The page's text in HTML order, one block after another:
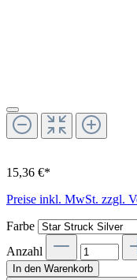
15,36 €*
Preise inkl. MwSt. zzgl.
Farbe
Anzahl
In den Warenkorb